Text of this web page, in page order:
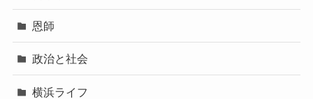
恩師
政治と社会
横浜ライフ